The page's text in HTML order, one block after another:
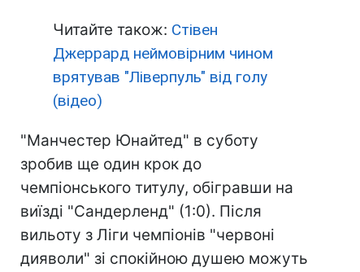
Читайте також: Стівен
Джеррард неймовірним чином
врятував "Ліверпуль" від голу
(відео)
"Манчестер Юнайтед" в суботу
зробив ще один крок до
чемпіонського титулу, обігравши на
виїзді "Сандерленд" (1:0). Після
вильоту з Ліги чемпіонів "червоні
дияволи" зі спокійною душею можуть